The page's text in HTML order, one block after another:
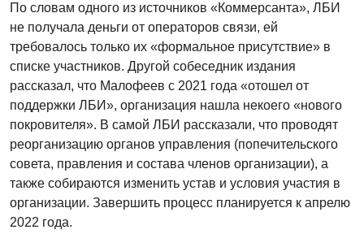
По словам одного из источников «Коммерсанта», ЛБИ
не получала деньги от операторов связи, ей
требовалось только их «формальное присутствие» в
списке участников. Другой собеседник издания
рассказал, что Малофеев с 2021 года «отошел от
поддержки ЛБИ», организация нашла некоего «нового
покровителя». В самой ЛБИ рассказали, что проводят
реорганизацию органов управления (попечительского
совета, правления и состава членов организации), а
также собираются изменить устав и условия участия в
организации. Завершить процесс планируется к апрелю
2022 года.